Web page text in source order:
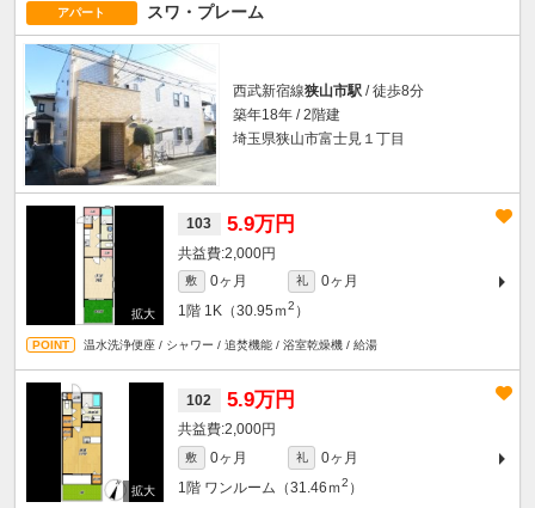
アパート スワ・プレーム
西武新宿線狭山市駅 / 徒歩8分
築年18年 / 2階建
埼玉県狭山市富士見１丁目
103 5.9万円
2,000円
敷 0ヶ月 礼
0ヶ月
1階 1K（30.95ｍ2 ）
温水洗浄便座 / シャワー / 追焚機能 / 浴室乾燥機 / 給湯
102 5.9万円
2,000円
敷 0ヶ月 礼
0ヶ月
1階 ワンルーム（31.46ｍ2 ）